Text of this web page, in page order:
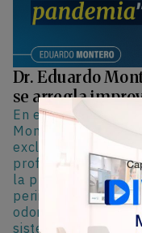
Dr. Eduardo
se arregla
En este episodio de
Montero aborda el
exclusiva en
profundizando en
la planificación
periimplantario y
odontología como
sistémica.